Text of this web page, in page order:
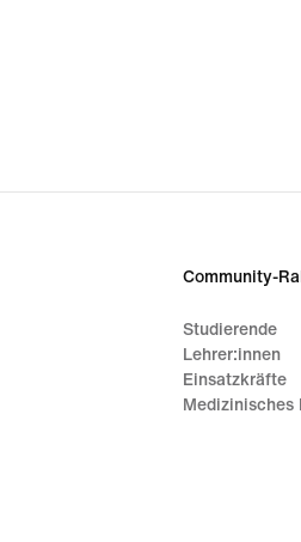
Community-
Studierende
Lehrer:innen
Einsatzkräfte
Medizinisches